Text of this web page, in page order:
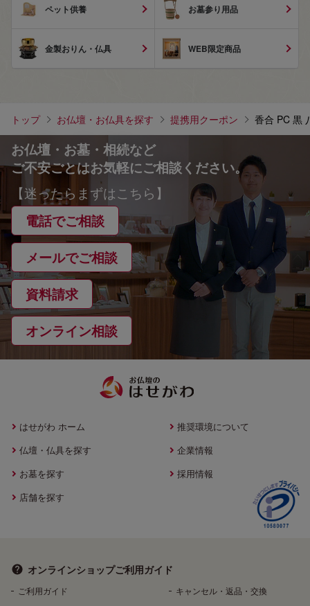
ペット供養 お墓参り用品
金製おりん・仏具 WEB限定商品
トップ お仏壇・お仏具を探す 提携用クーポン 香合 PC 黒
お仏壇・お墓・相続など
ご不安ごとはお気軽にご相談ください。
【迷ったらまずはこちら】
電話でご相談
メールでご相談
資料請求
オンライン相談
はせがわ ホーム
仏壇・仏具を探す
お墓を探す
店舗を探す
推奨環境について
企業情報
採用情報
オンラインショップご利用ガイド
ご利用ガイド
キャンセル・返品・交換